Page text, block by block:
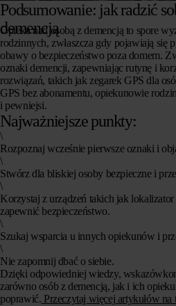
Podsumowanie: jak radzić
demencją
Opieka nad osobą z demencją to spore
rodzinnych, zwłaszcza gdy pojawiają się
obawy o bezpieczeństwo poza domem.
oznaki demencji, zapewniając rutynę i
rozwiązań, takich jak zegarek GPS dla
GPS bez abonamentu, opiekunowie
i pewniejsi.
Najważniejsze punkty:
\
Rozpoznaj wcześnie pierwsze oznaki i
\
Stwórz dla bliskiej osoby bezpieczne i
\
Korzystaj z urządzeń takich jak
zapewnić bezpieczeństwo.
\
Szukaj wsparcia u innych opiekunów i
\
Nie zapomnij dbać o siebie.
Dzięki odpowiedniej wiedzy,
zarówno osób z demencją, jak i ich
poprawić. Przeczytaj więcej artykułów na